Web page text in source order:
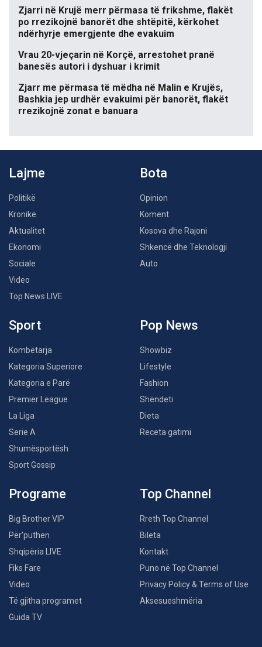
Zjarri në Krujë merr përmasa të frikshme, flakët
po rrezikojnë banorët dhe shtëpitë, kërkohet
ndërhyrje emergjente dhe evakuim
Vrau 20-vjeçarin në Korçë, arrestohet pranë
banesës autori i dyshuar i krimit
Zjarr me përmasa të mëdha në Malin e Krujës,
Bashkia jep urdhër evakuimi për banorët, flakët
rrezikojnë zonat e banuara
Lajme
Politikë
Kronikë
Aktualitet
Ekonomi
Sociale
Video
Top News LIVE
Bota
Opinion
Koment
Kosova dhe Rajoni
Shkencë dhe Teknologji
Auto
Sport
Kombëtarja
Kategoria Superiore
Kategoria e Parë
Premier League
La Liga
Serie A
Shumësportësh
Sport Gossip
Pop News
Showbiz
Lifestyle
Fashion
Shëndeti
Dieta
Receta gatimi
Programe
Big Brother VIP
Për’puthen
Shqipëria LIVE
Fiks Fare
Video
Të gjitha programet
Guida TV
Top Channel
Rreth Top Channel
Bileta
Kontakt
Puno në Top Channel
Privacy Policy & Terms of Use
Aksesueshmëria